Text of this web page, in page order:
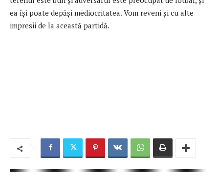
ea își poate depăși mediocritatea. Vom reveni și cu alte
impresii de la această partidă.